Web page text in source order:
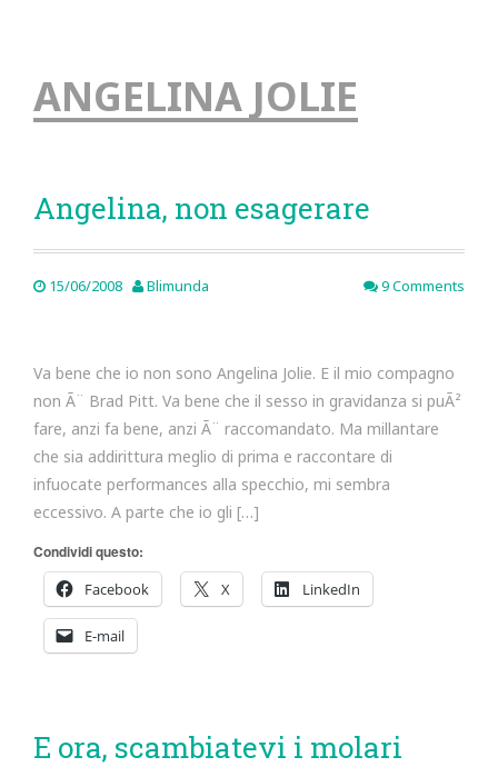
ANGELINA JOLIE
Angelina, non esagerare
15/06/2008 Blimunda 9 Comments
Va bene che io non sono Angelina Jolie. E il mio compagno
non Ã¨ Brad Pitt. Va bene che il sesso in gravidanza si puÃ²
fare, anzi fa bene, anzi Ã¨ raccomandato. Ma millantare
che sia addirittura meglio di prima e raccontare di
infuocate performances alla specchio, mi sembra
eccessivo. A parte che io gli […]
Condividi questo:
Facebook
X LinkedIn
E-mail
E ora, scambiatevi i molari